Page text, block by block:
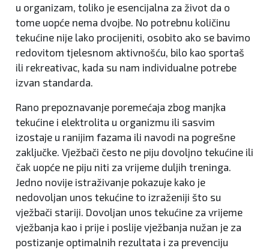
u organizam, toliko je esencijalna za život da o
tome uopće nema dvojbe. No potrebnu količinu
tekućine nije lako procijeniti, osobito ako se bavimo
redovitom tjelesnom aktivnošću, bilo kao sportaš
ili rekreativac, kada su nam individualne potrebe
izvan standarda.
Rano prepoznavanje poremećaja zbog manjka
tekućine i elektrolita u organizmu ili sasvim
izostaje u ranijim fazama ili navodi na pogrešne
zaključke. Vježbači često ne piju dovoljno tekućine ili
čak uopće ne piju niti za vrijeme duljih treninga.
Jedno novije istraživanje pokazuje kako je
nedovoljan unos tekućine to izraženiji što su
vježbači stariji. Dovoljan unos tekućine za vrijeme
vježbanja kao i prije i poslije vježbanja nužan je za
postizanje optimalnih rezultata i za prevenciju